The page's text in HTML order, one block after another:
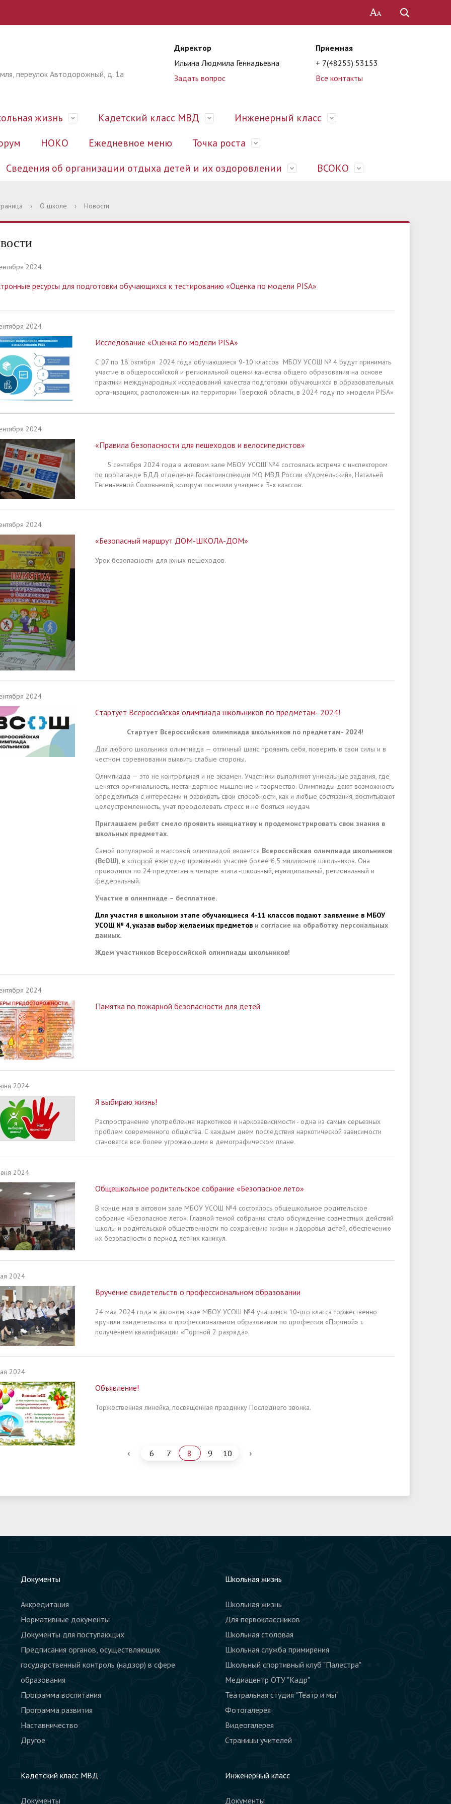
переулок Автодорожный, д. 1а
Директор
Ильина Людмила Геннадьевна
Задать вопрос
Приемная
+ 7(48255) 53153
Все контакты
Новости
Мероприятия
приёма обучающихся
документы
осуществляющих государственный
развития
жизнь
ОТУ "Кадр"
Театральная студия "Театр
Фотогалерея
Кадетский класс МВД Инженерный класс
работы (ВПР)
(ЕГЭ)
НОКО Ежедневное меню Точка роста
техническая база
Режим занятий
Мероприятия
связь
регулирование
безопасные сайты
Сведения об организации отдыха детей и их оздоровлении
и органы управления
Педагогический и
состав
Материально-техническое
Услуги, в том числе платные
ВСОКО
› О школе › Новости
2024
ресурсы для подготовки обучающихся к тестированию «Оценка по модели PISA»
2024
Исследование «Оценка по модели PISA»
С 07 по 18 октября 2024 года обучающиеся 9-10 классов МБОУ УСОШ № 4 будут принимать
участие в общероссийской и региональной оценки качества общего образования на основе
практики международных исследований качества подготовки обучающихся в образовательных
организациях, расположенных на территории Тверской области, в 2024 году по «модели PISA»
2024
«Правила безопасности для пешеходов и велосипедистов»
5 сентября 2024 года в актовом зале МБОУ УСОШ №4 состоялась встреча с инспектором
по пропаганде БДД отделения Госавтоинспекции МО МВД России «Удомельский», Натальей
Евгеньевной Соловьевой, которую посетили учащиеся 5-х классов.
2024
«Безопасный маршрут ДОМ-ШКОЛА-ДОМ»
Урок безопасности для юных пешеходов.
2024
Стартует Всероссийская олимпиада школьников по предметам- 2024!
Стартует Всероссийская олимпиада школьников по предметам- 2024!
Для любого школьника олимпиада — отличный шанс проявить себя, поверить в свои силы и в
честном соревновании выявить слабые стороны.
Олимпиада — это не контрольная и не экзамен. Участники выполняют уникальные задания, где
ценятся оригинальность, нестандартное мышление и творчество. Олимпиады дают возможность
определиться с интересами и развивать свои способности, как и любые состязания, воспитывают
целеустремленность, учат преодолевать стресс и не бояться неудач.
Приглашаем ребят смело проявить инициативу и продемонстрировать свои знания в
школьных предметах.
Самой популярной и массовой олимпиадой является Всероссийская олимпиада школьников
(ВсОШ), в которой ежегодно принимают участие более 6,5 миллионов школьников. Она
проводится по 24 предметам в четыре этапа -школьный, муниципальный, региональный и
федеральный.
Участие в олимпиаде – бесплатное.
Для участия в школьном этапе обучающиеся 4-11 классов подают заявление в МБОУ
УСОШ № 4, указав выбор желаемых предметов и согласие на обработку персональных
данных.
Ждем участников Всероссийской олимпиады школьников!
2024
Памятка по пожарной безопасности для детей
2024
Я выбираю жизнь!
Распространение употребления наркотиков и наркозависимости - одна из самых серьезных
проблем современного общества. С каждым днем последствия наркотической зависимости
становятся все более угрожающими в демографическом плане.
2024
Общешкольное родительское собрание «Безопасное лето»
В конце мая в актовом зале МБОУ УСОШ №4 состоялось общешкольное родительское
собрание «Безопасное лето». Главной темой собрания стало обсуждение совместных действий
школы и родительской общественности по сохранению жизни и здоровья детей, обеспечению
их безопасности в период летних каникул.
2024
Вручение свидетельств о профессиональном образовании
24 мая 2024 года в актовом зале МБОУ УСОШ №4 учащимся 10-ого класса торжественно
вручили свидетельства о профессиональном образовании по профессии «Портной» с
получением квалификации «Портной 2 разряда».
2024
Объявление!
Торжественная линейка, посвященная празднику Последнего звонка.
‹ 6 7 8 9 10 ›
Документы
Аккредитация
Нормативные документы
Документы для поступающих
Предписания органов, осуществляющих
государственный контроль (надзор) в сфере
образования
Программа воспитания
Программа развития
Наставничество
Другое
Школьная жизнь
Школьная жизнь
Для первоклассников
Школьная столовая
Школьная служба примирения
Школьный спортивный клуб "Палестра"
Медиацентр ОТУ "Кадр"
Театральная студия "Театр и мы"
Фотогалерея
Видеогалерея
Страницы учителей
Кадетский класс МВД
Документы
Инженерный класс
Документы